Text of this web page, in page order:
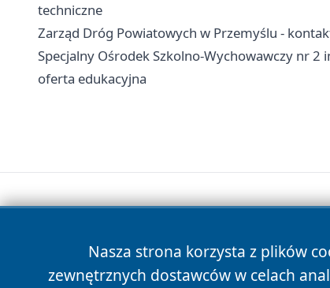
techniczne
Zarząd Dróg Powiatowych w Przemyślu -
Specjalny Ośrodek Szkolno-Wychowawczy nr 2
oferta edukacyjna
Nasza strona korzysta z plików
zewnętrznych dostawców w celach